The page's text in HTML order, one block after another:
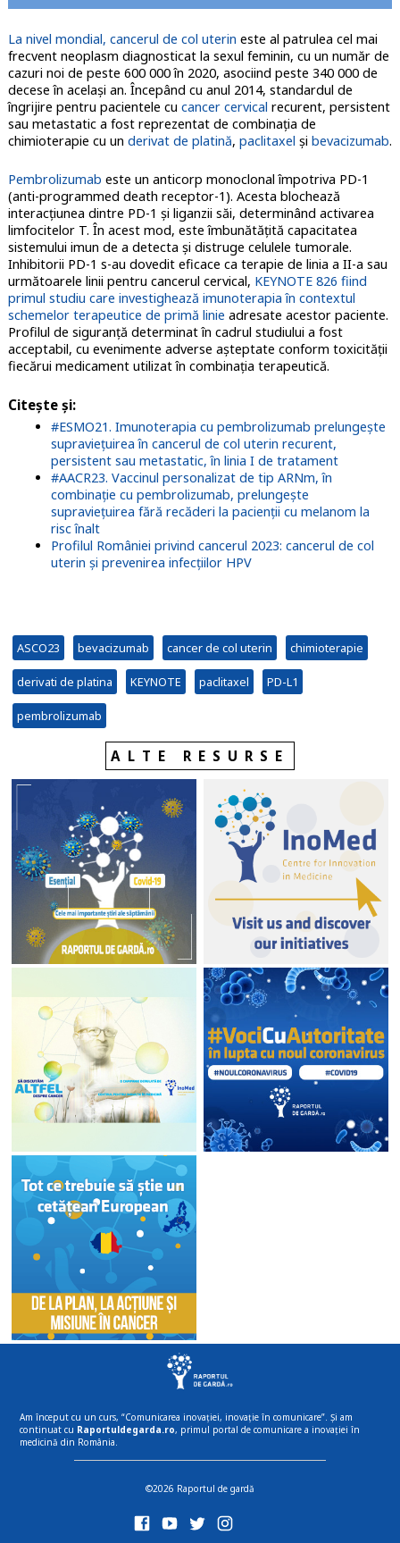
La nivel mondial, cancerul de col uterin este al patrulea cel mai
frecvent neoplasm diagnosticat la sexul feminin, cu un număr de
cazuri noi de peste 600 000 în 2020, asociind peste 340 000 de
decese în acelaşi an. Începând cu anul 2014, standardul de
îngrijire pentru pacientele cu cancer cervical recurent, persistent
sau metastatic a fost reprezentat de combinaţia de
chimioterapie cu un derivat de platină, paclitaxel şi bevacizumab.
Pembrolizumab este un anticorp monoclonal împotriva PD-1
(anti-programmed death receptor-1). Acesta blochează
interacţiunea dintre PD-1 și liganzii săi, determinând activarea
limfocitelor T. În acest mod, este îmbunătăţită capacitatea
sistemului imun de a detecta și distruge celulele tumorale.
Inhibitorii PD-1 s-au dovedit eficace ca terapie de linia a II-a sau
următoarele linii pentru cancerul cervical, KEYNOTE 826 fiind
primul studiu care investighează imunoterapia în contextul
schemelor terapeutice de primă linie adresate acestor paciente.
Profilul de siguranţă determinat în cadrul studiului a fost
acceptabil, cu evenimente adverse aşteptate conform toxicităţii
fiecărui medicament utilizat în combinaţia terapeutică.
Citeşte şi:
#ESMO21. Imunoterapia cu pembrolizumab prelungește
supraviețuirea în cancerul de col uterin recurent,
persistent sau metastatic, în linia I de tratament
#AACR23. Vaccinul personalizat de tip ARNm, în
combinaţie cu pembrolizumab, prelungeşte
supravieţuirea fără recăderi la pacienții cu melanom la
risc înalt
Profilul României privind cancerul 2023: cancerul de col
uterin și prevenirea infecțiilor HPV
ASCO23 bevacizumab cancer de col uterin chimioterapie
derivati de platina KEYNOTE paclitaxel PD-L1
pembrolizumab
ALTE RESURSE
Am început cu un curs, “Comunicarea inovației, inovație în comunicare”. Și am
continuat cu Raportuldegarda.ro, primul portal de comunicare a inovației în
medicină din România.
©2026 Raportul de gardă